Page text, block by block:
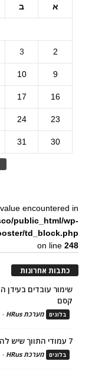
א ב
2
3
9
10
16
17
23
24
30
31
encountered in
public_html/wp-
td_block.php
on line248
כתבות אחרונות
קסם
בלוגים מערכת HRus -
7 עמודי התווך שיש להציב בבסיס תהליך הגיוס ומיתוג המעסיק
בלוגים מערכת HRus -